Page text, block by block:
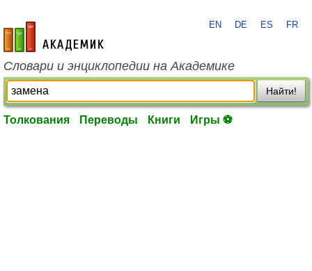
academic.ru
EN DE ES FR
Словари и энциклопедии на Академике
Найти!
Толкования Переводы Книги Игры ⚽